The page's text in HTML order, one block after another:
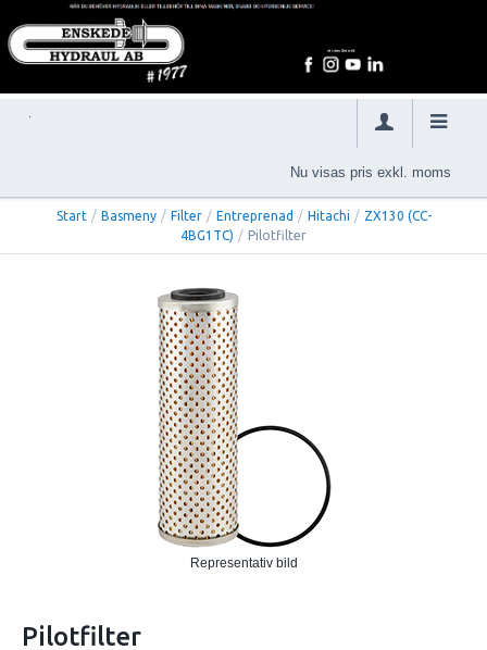
Nu visas pris exkl. moms
Start / Basmeny / Filter / Entreprenad / Hitachi / ZX130 (CC-
4BG1TC) / Pilotfilter
Representativ bild
Pilotfilter